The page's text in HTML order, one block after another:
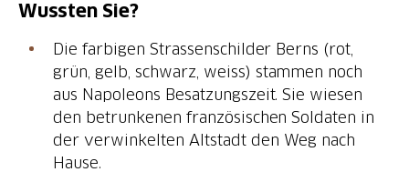
Wussten Sie?
Die farbigen Strassenschilder Berns (rot,
grün, gelb, schwarz, weiss) stammen noch
aus Napoleons Besatzungszeit. Sie wiesen
den betrunkenen französischen Soldaten in
der verwinkelten Altstadt den Weg nach
Hause.